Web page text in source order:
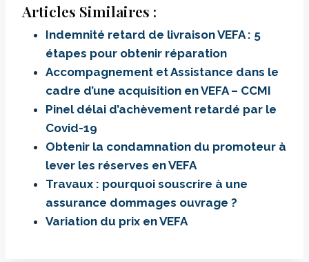
Articles Similaires :
Indemnité retard de livraison VEFA : 5
étapes pour obtenir réparation
Accompagnement et Assistance dans le
cadre d’une acquisition en VEFA – CCMI
Pinel délai d’achèvement retardé par le
Covid-19
Obtenir la condamnation du promoteur à
lever les réserves en VEFA
Travaux : pourquoi souscrire à une
assurance dommages ouvrage ?
Variation du prix en VEFA